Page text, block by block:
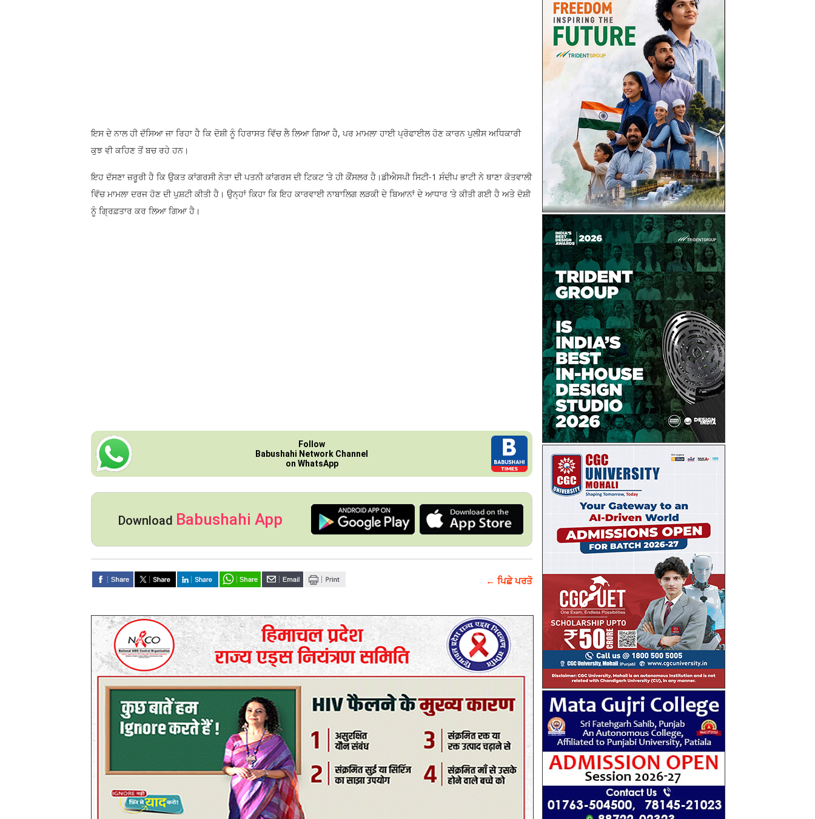
ਇਸ ਦੇ ਨਾਲ ਹੀ ਦੱਸਿਆ ਜਾ ਰਿਹਾ ਹੈ ਕਿ ਦੋਸ਼ੀ ਨੂੰ ਹਿਰਾਸਤ ਵਿੱਚ ਲੈ ਲਿਆ ਗਿਆ ਹੈ, ਪਰ ਮਾਮਲਾ ਹਾਈ ਪ੍ਰੋਫਾਈਲ ਹੋਣ ਕਾਰਨ ਪੁਲੀਸ ਅਧਿਕਾਰੀ
ਕੁਝ ਵੀ ਕਹਿਣ ਤੋਂ ਬਚ ਰਹੇ ਹਨ।
ਇਹ ਦੱਸਣਾ ਜ਼ਰੂਰੀ ਹੈ ਕਿ ਉਕਤ ਕਾਂਗਰਸੀ ਨੇਤਾ ਦੀ ਪਤਨੀ ਕਾਂਗਰਸ ਦੀ ਟਿਕਟ ’ਤੇ ਹੀ ਕੌਂਸਲਰ ਹੈ।ਡੀਐਸਪੀ ਸਿਟੀ-1 ਸੰਦੀਪ ਭਾਟੀ ਨੇ ਥਾਣਾ ਕੋਤਵਾਲੀ
ਵਿੱਚ ਮਾਮਲਾ ਦਰਜ ਹੋਣ ਦੀ ਪੁਸ਼ਟੀ ਕੀਤੀ ਹੈ। ਉਨ੍ਹਾਂ ਕਿਹਾ ਕਿ ਇਹ ਕਾਰਵਾਈ ਨਾਬਾਲਿਗ ਲੜਕੀ ਦੇ ਬਿਆਨਾਂ ਦੇ ਆਧਾਰ ’ਤੇ ਕੀਤੀ ਗਈ ਹੈ ਅਤੇ ਦੋਸ਼ੀ
ਨੂੰ ਗਿ੍ਰਫ਼ਤਾਰ ਕਰ ਲਿਆ ਗਿਆ ਹੈ।
Follow
Babushahi Network Channel
on WhatsApp
Download Babushahi App
← ਪਿਛੇ ਪਰਤੋ